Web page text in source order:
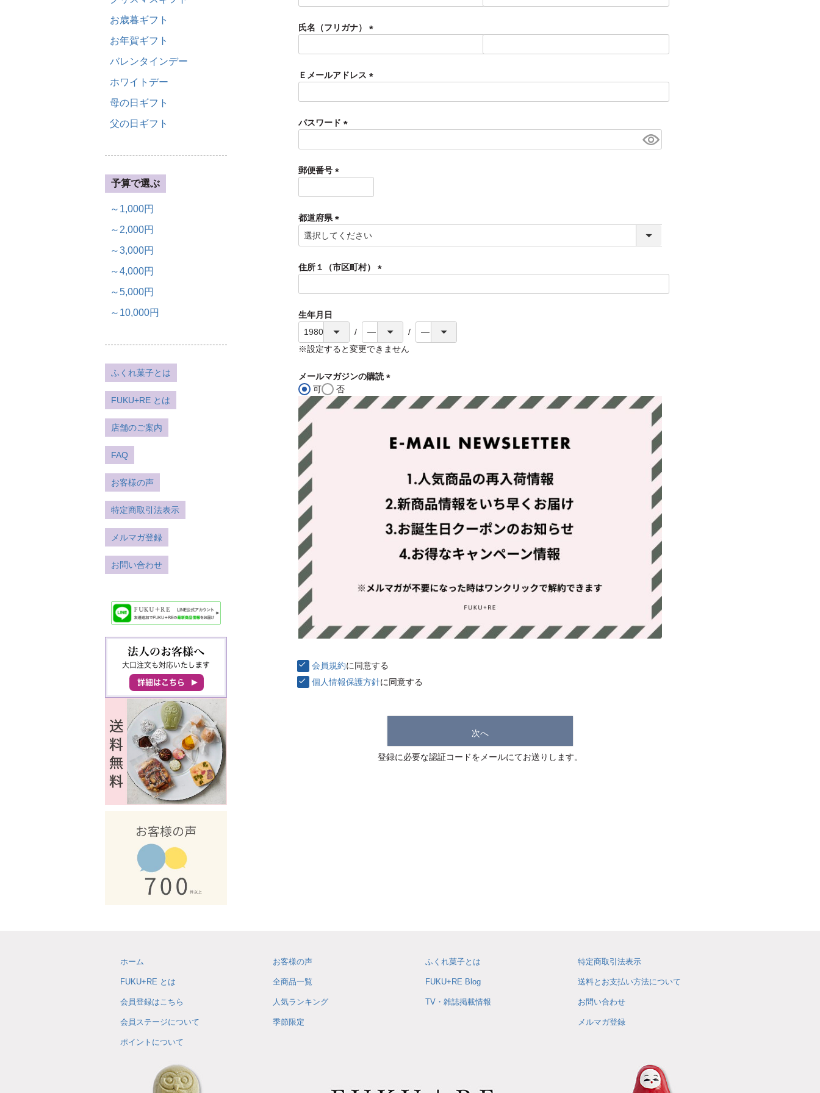
お歳暮ギフト
お年賀ギフト
バレンタインデー
ホワイトデー
母の日ギフト
父の日ギフト
予算で選ぶ
～1,000円
～2,000円
～3,000円
～4,000円
～5,000円
～10,000円
ふくれ菓子とは
FUKU+RE とは
店舗のご案内
FAQ
お客様の声
特定商取引法表示
メルマガ登録
お問い合わせ
必
)
氏名（フリガナ）
必
)
Ｅメールアドレス
必
)
パスワード
必
)
郵便番号
必
)
都道府県
(
必
)
住所１（市区町村）
必
)
生年月日
※設定すると変更できません
メールマガジンの購読
必
可 否
会員規約に同意する
個人情報保護方針に同意する
次へ
登録に必要な認証コードをメールにてお送りします。
ホーム
FUKU+RE とは
会員登録はこちら
会員ステージについて
ポイントについて
お客様の声
全商品一覧
人気ランキング
季節限定
ふくれ菓子とは
FUKU+RE Blog
TV・雑誌掲載情報
特定商取引法表示
送料とお支払い方法について
お問い合わせ
メルマガ登録